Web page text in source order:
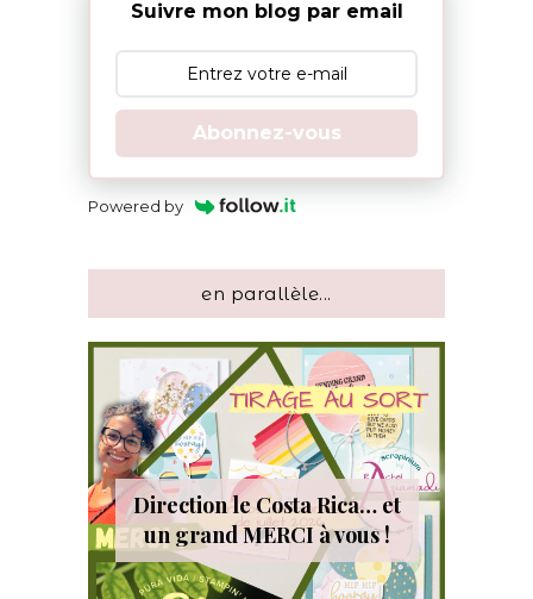
Suivre mon blog par email
Abonnez-vous
Powered by
en parallèle...
Direction le Costa Rica… et
un grand MERCI à vous !